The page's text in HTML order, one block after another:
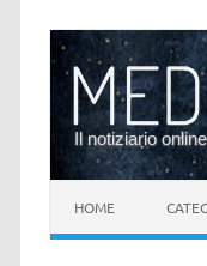
Il notiziario
HOME